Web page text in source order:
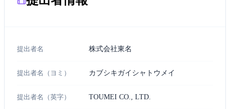
提出者名 株式会社東名
提出者名（ヨミ） カブシキガイシャトウメイ
提出者名（英字） TOUMEI CO., LTD.